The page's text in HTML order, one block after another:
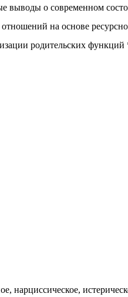
выводы о современном
на основе
родительских функций
нарциссическое,